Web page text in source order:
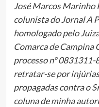
José Marcos Marinho
colunista do Jornal A
homologado pelo
Comarca de Campina
processo nº
retratar-se por
propagadas contra o
coluna de minha